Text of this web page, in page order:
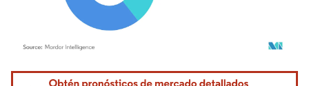
Imagen © Mordor Intelligence. El uso requiere atribución según CC BY 4.0.